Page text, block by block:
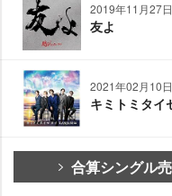
2019年11月27
友よ
2021年02月10
キミトミタイ
合算シングル